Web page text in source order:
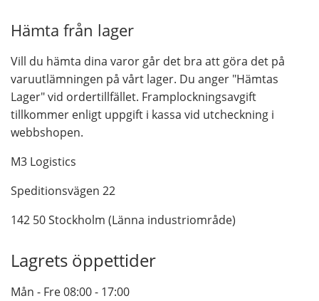
Hämta från lager
Vill du hämta dina varor går det bra att göra det på
varuutlämningen på vårt lager. Du anger "Hämtas
Lager" vid ordertillfället. Framplockningsavgift
tillkommer enligt uppgift i kassa vid utcheckning i
webbshopen.
M3 Logistics
Speditionsvägen 22
142 50 Stockholm (Länna industriområde)
Lagrets öppettider
Mån - Fre 08:00 - 17:00